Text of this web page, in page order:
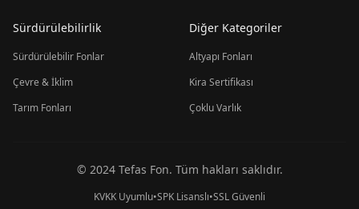
Sürdürülebilirlik
Sürdürülebilir Fonlar
Çevre & İklim
Tarım Fonları
Diğer Kategoriler
Altyapı Fonları
Kira Sertifikası
Çoklu Varlık
© 2024 Tefas Fon. Tüm hakları saklıdır.
KVKK Uyumlu•SPK Lisanslı•SSL Güvenli